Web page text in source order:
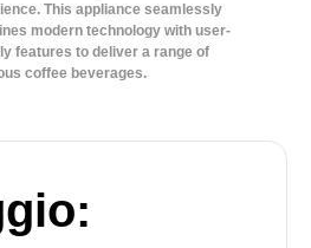
This appliance seamlessly
modern technology with user-
features to deliver a range of
coffee beverages.